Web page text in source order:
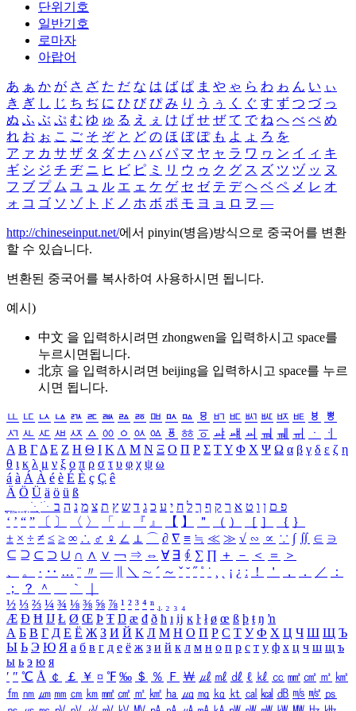
단위기호
일반기호
로마자
아랍어
あ ぁ か が さ ざ た だ な は ば ぱ ま や ゃ ら わ ゎ ん い ぃ
き ぎ し じ ち ぢ に ひ び ぴ み り う ぅ く ぐ す ず つ づ っ
ぬ ふ ぶ ぷ む ゆ ゅ る え ぇ け げ せ ぜ て で ね へ べ ぺ め
れ お ぉ こ ご そ ぞ と ど の ほ ぼ ぽ も よ ょ ろ を
ア ァ カ サ ザ タ ダ ナ ハ バ パ マ ヤ ャ ラ ワ ヮ ン イ ィ キ
ギ シ ジ チ ヂ ニ ヒ ビ ピ ミ リ ウ ゥ ク グ ス ズ ツ ヅ ッ ヌ
フ ブ プ ム ユ ュ ル エ ェ ケ ゲ セ ゼ テ デ ヘ ベ ペ メ レ オ
ォ コ ゴ ソ ゾ ト ド ノ ホ ボ ポ モ ヨ ョ ロ ヲ ―
http://chineseinput.net/에서 pinyin(병음)방식으로 중국어를 변환
할 수 있습니다.
변환된 중국어를 복사하여 사용하시면 됩니다.
예시)
中文 을 입력하시려면 zhongwen을 입력하시고 space를
누르시면됩니다.
北京 을 입력하시려면 beijing을 입력하시고 space를 누르
시면 됩니다.
ㅥ ㅦ ㅧ ㅨ ㅩ ㅪ ㅫ ㅬ ㅭ ㅮ ㅯ ㅰ ㅱ ㅲ ㅳ ㅴ ㅵ ㅶ ㅷ ㅸ
ㅹ
ㅺ ㅻ ㅼ ㅽ ㅾ ㅿ ㆀ ㆁ ㆂ ㆃ ㆄ ㆅ ㆆ ㆇ ㆈ ㆉ ㆊ ㆋ ㆌ ㆍ
ㆎ
Α Β ΓΔ Ε Ζ Η Θ Ι ΚΛ Μ Ν Ξ Ο Π Ρ Σ ΤΥ Φ Χ Ψ Ω α β γ δ ε ζ η
θ ι κ λ μ ν ξ ο π ρ σ τ υ φ χ ψ ω
á à Á À é è É È ç Ç ê
Ä Ö Ü ä ö ü ß
ִֶֹ ֻּ ׁׂ פ ם ן ו ט א ר ק ף ך ל ח י ע כ ג ד ש ץ ת צ מ נ ה ב
‘ ’ “ ” 〔 〕 〈 〉 「 」 『 』 【 】 ＂ （ ） ［ ］ ｛ ｝
± × ÷ ≠ ≤ ≥ ∞ ∴ ♂ ♀ ∠ ⊥ ⌒ ∂ ∇ ≡ ≒ ≪ ≫ √ ∽ ∝ ∵ ∫ ∬ ∈ ∋
⊆ ⊇ ⊂ ⊃ ∪ ∩ ∧ ∨ ￢ ⇒ ⇔ ∀ ∃ ∮ ∑ ∏ ＋ － ＜ ＝
＞
、
。 · ‥ … ¨ 〃 ― ＼ ∼ ´ ～ ˇ ˘ ˝ ˚ ˙ ¸ ¡ ¿ ː ！ ＇ ， ． ／
：
；
？ ＾ ｀
½ ⅓ ⅔ ¼ ¾ ⅛ ⅜ ⅝ ⅞ ¹ ² ³ ⁴ ⁿ ₁ ₂ ₃ ₄
Æ Ð Ħ Ĳ Ł Ø Œ Þ Ŧ Ŋ æ đ ð ħ ı ĳ ĸ ŀ ł ø œ ß þ ŧ ŋ ŉ
А Б В Г Д Е Ё Ж З И Й К Л М Н О П Р С Т У Ф Х Ц Ч Ш Щ Ъ
Ы Ь Э Ю Я а б в г д е ё ж з и й к л м н о п р с т у ф х ц ч ш щ ъ
ы ь э ю я
′ ″ ℃ Å ￠ ￡ ￥ ¤ ℉ ‰ ＄ ％ Ｆ ￦ ㎕ ㎖ ㎗ ℓ ㎘ ㏄ ㎣ ㎤ ㎥ ㎦
㎙ ㎚ ㎛ ㎜ ㎝ ㎞ ㎟ ㎠ ㎡ ㎢ ㏊ ㎍ ㎎ ㎏ ㏏ ㎈ ㎉ ㏈ ㎧ ㎨ ㎰